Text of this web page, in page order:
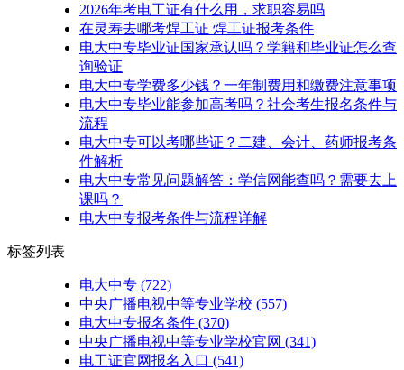
2026年考电工证有什么用，求职容易吗
在灵寿去哪考焊工证 焊工证报考条件
电大中专毕业证国家承认吗？学籍和毕业证怎么查
询验证
电大中专学费多少钱？一年制费用和缴费注意事项
电大中专毕业能参加高考吗？社会考生报名条件与
流程
电大中专可以考哪些证？二建、会计、药师报考条
件解析
电大中专常见问题解答：学信网能查吗？需要去上
课吗？
电大中专报考条件与流程详解
标签列表
电大中专 (722)
中央广播电视中等专业学校 (557)
电大中专报名条件 (370)
中央广播电视中等专业学校官网 (341)
电工证官网报名入口 (541)